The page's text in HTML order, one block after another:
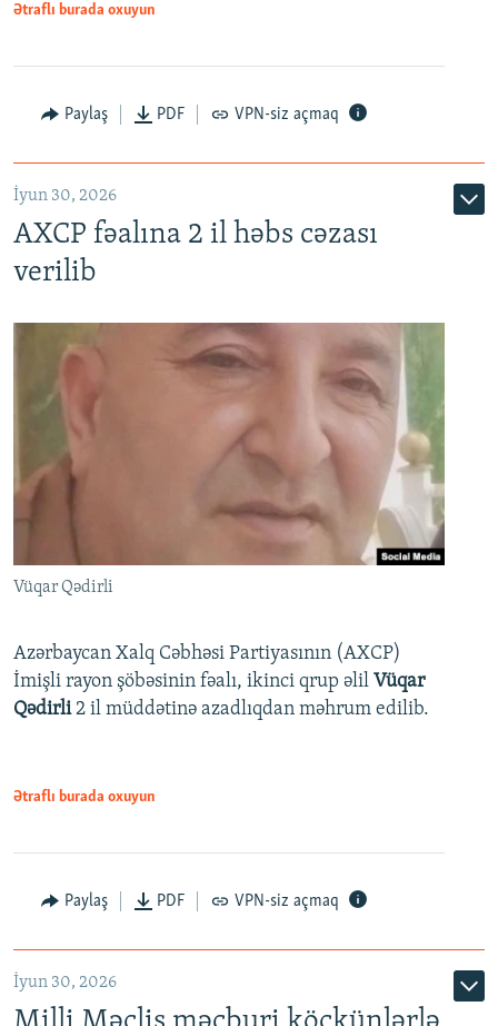
Ətraflı burada oxuyun
Paylaş PDF VPN-siz açmaq
İyun 30, 2026
AXCP fəalına 2 il həbs cəzası
verilib
Vüqar Qədirli
Azərbaycan Xalq Cəbhəsi Partiyasının (AXCP)
İmişli rayon şöbəsinin fəalı, ikinci qrup əlil Vüqar
Qədirli2 il müddətinə azadlıqdan məhrum edilib.
Ətraflı burada oxuyun
Paylaş PDF VPN-siz açmaq
İyun 30, 2026